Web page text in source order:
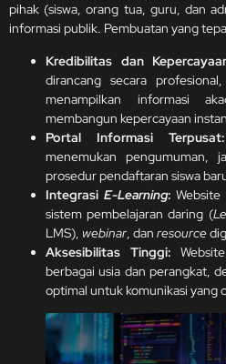
pihak (siswa, orang tua, guru, dan
informasi publik. Pembuatan yang
Kredibilitas dan
dirancang secara
menampilkan informasi
membangun kepercayaan
Portal Informasi Terpusat:
menemukan pengumuman,
prosedur pendaftaran siswa
Integrasi E-Learning:
sistem pembelajaran daring (
LMS), webinar , dan resource
Aksesibilitas Tinggi:
berbagai usia dan perangkat,
optimal untuk komunikasi yang